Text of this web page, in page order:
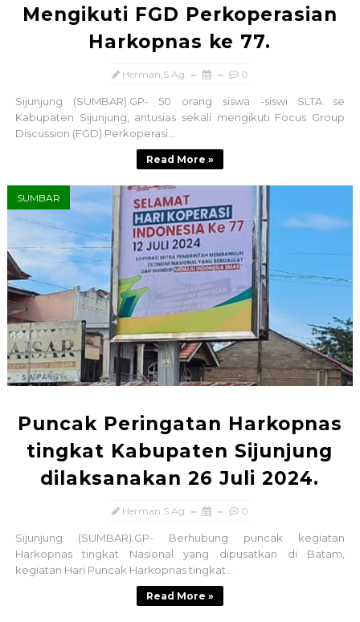
Mengikuti FGD Perkoperasian
Harkopnas ke 77.
Herman,S.Ag 0
Sijunjung (SUMBAR).GP- 50 orang siswa -siswi SLTA se
Kabupaten Sijunjung, antusias sekali mengikuti Focus Group
Discussion (FGD) Perkoperasi...
Read More »
SUMBAR
Puncak Peringatan Harkopnas
tingkat Kabupaten Sijunjung
dilaksanakan 26 Juli 2024.
Herman,S.Ag 0
Sijunjung (SUMBAR).GP- Berhubung puncak kegiatan
Harkopnas tingkat Nasional yang dipusatkan di Batam,
kegiatan Hari Puncak Harkopnas tingkat...
Read More »